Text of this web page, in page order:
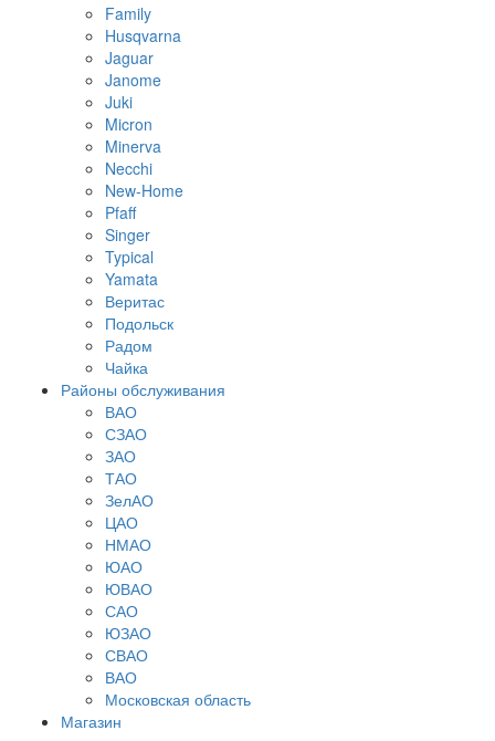
Family
Husqvarna
Jaguar
Janome
Juki
Micron
Minerva
Necchi
New-Home
Pfaff
Singer
Typical
Yamata
Веритас
Подольск
Радом
Чайка
Районы обслуживания
ВАО
СЗАО
ЗАО
ТАО
ЗелАО
ЦАО
НМАО
ЮАО
ЮВАО
САО
ЮЗАО
СВАО
ВАО
Московская область
Магазин